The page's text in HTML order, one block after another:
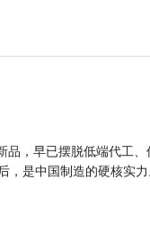
品，早已摆脱低端代工
，是中国制造的硬核实力